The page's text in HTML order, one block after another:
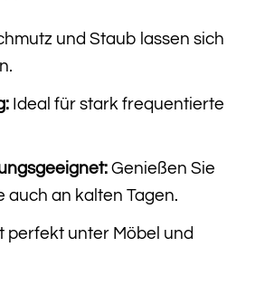
und Staub lassen sich
Ideal für stark frequentierte
Genießen Sie
auch an kalten Tagen.
perfekt unter Möbel und